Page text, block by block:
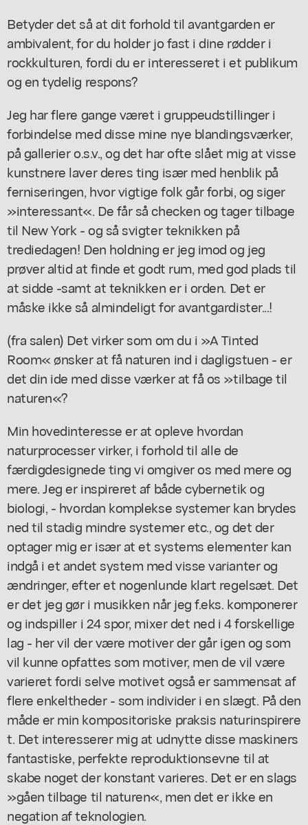
Betyder det så at dit forhold til avantgarden er
ambivalent, for du holder jo fast i dine rødder i
rockkulturen, fordi du er interesseret i et publikum
og en tydelig respons?
Jeg har flere gange været i gruppeudstillinger i
forbindelse med disse mine nye blandingsværker,
på gallerier o.s.v., og det har ofte slået mig at visse
kunstnere laver deres ting især med henblik på
ferniseringen, hvor vigtige folk går forbi, og siger
»interessant«. De får så checken og tager tilbage
til New York - og så svigter teknikken på
trediedagen! Den holdning er jeg imod og jeg
prøver altid at finde et godt rum, med god plads til
at sidde -samt at teknikken er i orden. Det er
måske ikke så almindeligt for avantgardister...!
(fra salen) Det virker som om du i »A Tinted
Room« ønsker at få naturen ind i dagligstuen - er
det din ide med disse værker at få os »tilbage til
naturen«?
Min hovedinteresse er at opleve hvordan
naturprocesser virker, i forhold til alle de
færdigdesignede ting vi omgiver os med mere og
mere. Jeg er inspireret af både cybernetik og
biologi, - hvordan komplekse systemer kan brydes
ned til stadig mindre systemer etc., og det der
optager mig er især at et systems elementer kan
indgå i et andet system med visse varianter og
ændringer, efter et nogenlunde klart regelsæt. Det
er det jeg gør i musikken når jeg f.eks. komponerer
og indspiller i 24 spor, mixer det ned i 4 forskellige
lag - her vil der være motiver der går igen og som
vil kunne opfattes som motiver, men de vil være
varieret fordi selve motivet også er sammensat af
flere enkeltheder - som individer i en slægt. På den
måde er min kompositoriske praksis naturinspirere
t. Det interesserer mig at udnytte disse maskiners
fantastiske, perfekte reproduktionsevne til at
skabe noget der konstant varieres. Det er en slags
»gåen tilbage til naturen«, men det er ikke en
negation af teknologien.